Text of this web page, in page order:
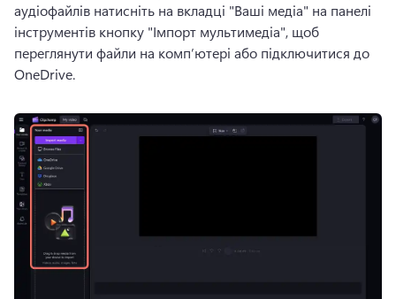
аудіофайлів натисніть на вкладці "Ваші медіа" на панелі
інструментів кнопку "Імпорт мультимедіа", щоб
переглянути файли на комп’ютері або підключитися до
OneDrive.